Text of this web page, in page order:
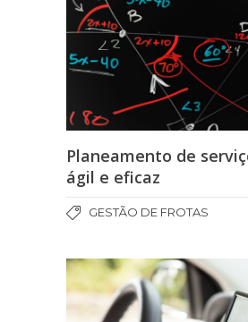
Planeamento de
ágil e eficaz
GESTÃO DE FROTAS